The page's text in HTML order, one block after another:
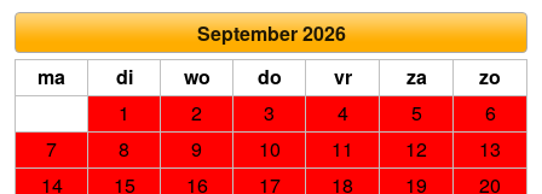
September 2026
ma
di wo do vr za
zo
1
2 3 4 5
6
7
8 9 10 11 12
13
14
15 16 17 18 19
20